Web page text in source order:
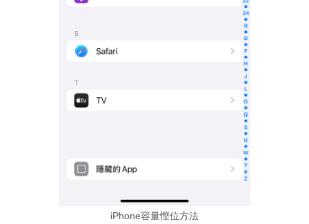
iPhone容量慳位方法